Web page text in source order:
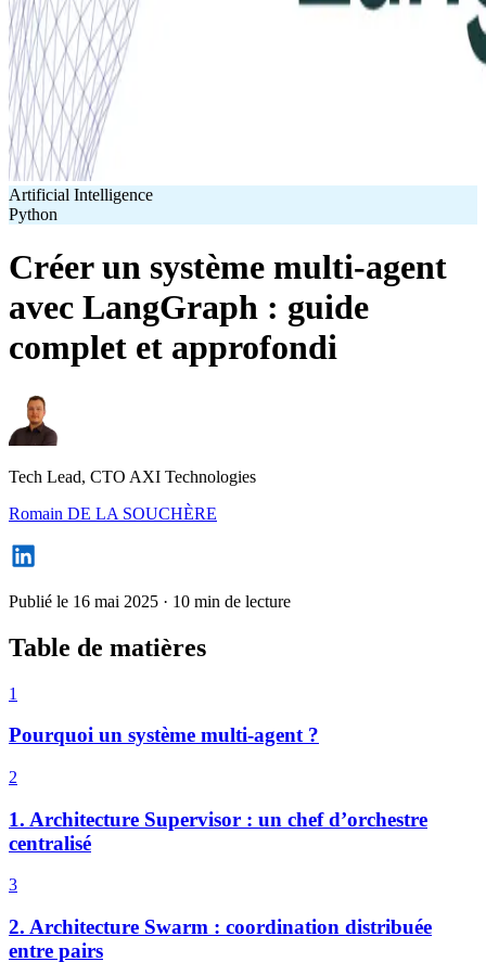
Artificial Intelligence
Python
Créer un système multi-agent
avec LangGraph : guide
complet et approfondi
Tech Lead, CTO AXI Technologies
Romain DE LA SOUCHÈRE
Publié le 16 mai 2025 · 10 min de lecture
Table de matières
1
Pourquoi un système multi-agent ?
2
1. Architecture Supervisor : un chef d’orchestre
centralisé
3
2. Architecture Swarm : coordination distribuée
entre pairs